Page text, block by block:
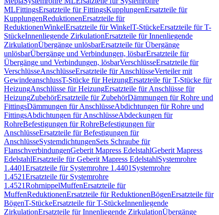
MLFittingsErsatzteile für FittingsKupplungenErsatzteile für
KupplungenReduktionenErsatzteile für
ReduktionenWinkelErsatzteile für WinkelT-StückeErsatzteile für T-
StückeInnenliegende ZirkulationErsatzteile für Innenliegende
ZirkulationÜbergänge unlösbarErsatzteile für Übergänge
unlösbarÜbergänge und Verbindungen, lösbarErsatzteile für
Übergänge und Verbindungen, lösbarVerschlüsseErsatzteile für
VerschlüsseAnschlüsseErsatzteile für AnschlüsseVerteiler mit
GewindeanschlussT-Stücke für HeizungErsatzteile für T-Stücke für
HeizungAnschlüsse für HeizungErsatzteile für Anschlüsse für
HeizungZubehörErsatzteile für ZubehörDämmungen für Rohre und
FittingsDämmungen für AnschlüsseAbdichtungen für Rohre und
FittingsAbdichtungen für AnschlüsseAbdeckungen für
RohreBefestigungen für RohreBefestigungen für
AnschlüsseErsatzteile für Befestigungen für
AnschlüsseSystemdichtungenSets Schraube für
FlanschverbindungenGeberit Mapress EdelstahlGeberit Mapress
EdelstahlErsatzteile für Geberit Mapress EdelstahlSystemrohre
1.4401Ersatzteile für Systemrohre 1.4401 Systemrohre
1.4521Ersatzteile für Systemrohre
1.4521RohrnippelMuffenErsatzteile für
MuffenReduktionenErsatzteile für ReduktionenBögenErsatzteile für
BögenT-StückeErsatzteile für T-StückeInnenliegende
ZirkulationErsatzteile für Innenliegende ZirkulationÜbergänge